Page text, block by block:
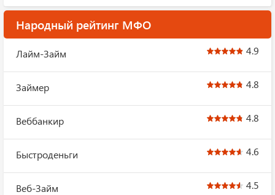
Народный рейтинг МФО
Лайм-Займ 4.9
Займер 4.8
Веббанкир 4.8
Быстроденьги 4.6
Веб-Займ 4.5